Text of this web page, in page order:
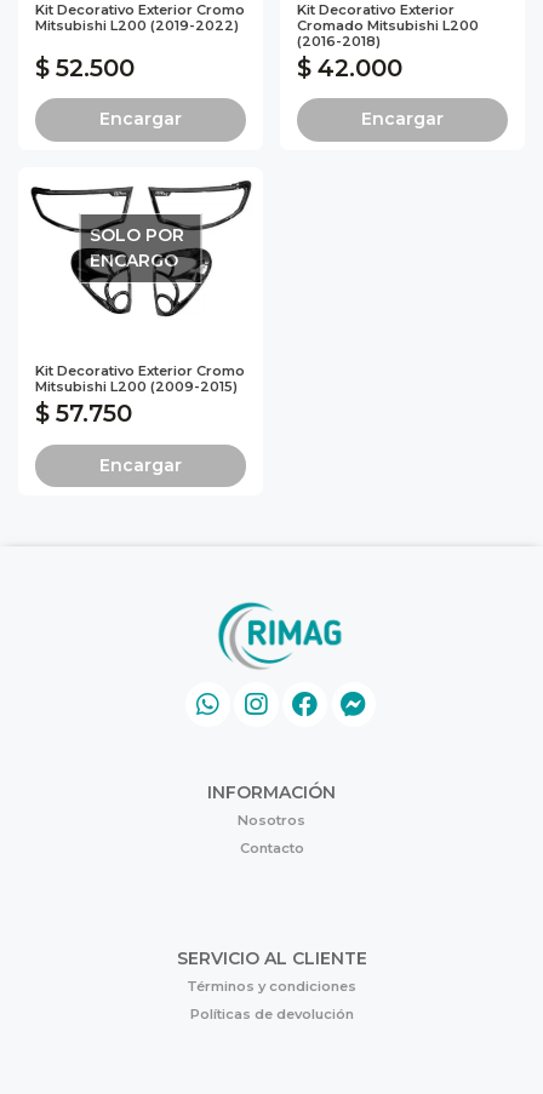
Kit Decorativo Exterior Cromo
Mitsubishi L200 (2019-2022)
$ 52.500
Encargar
Kit Decorativo Exterior
Cromado Mitsubishi L200
(2016-2018)
$ 42.000
Encargar
SOLO POR
ENCARGO
Kit Decorativo Exterior Cromo
Mitsubishi L200 (2009-2015)
$ 57.750
Encargar
INFORMACIÓN
Nosotros
Contacto
SERVICIO AL CLIENTE
Términos y condiciones
Políticas de devolución